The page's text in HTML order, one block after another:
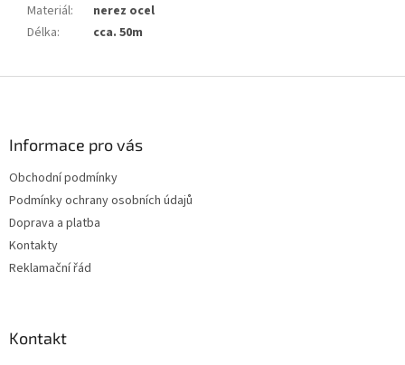
Materiál:
nerez ocel
Délka: cca. 50m
Informace pro vás
Obchodní podmínky
Podmínky ochrany osobních údajů
Doprava a platba
Kontakty
Reklamační řád
Kontakt